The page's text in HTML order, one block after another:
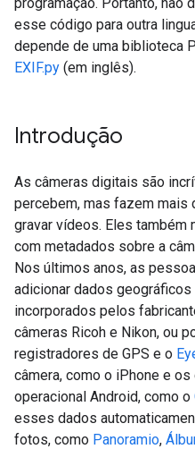
esse código para outra
depende de uma biblioteca
EXIF.py (em inglês).
Introdução
As câmeras digitais são
percebem, mas fazem mais
gravar vídeos. Eles
com metadados sobre a
Nos últimos anos, as
adicionar dados
incorporados pelos
câmeras Ricoh e Nikon, ou
registradores de GPS e o
câmera, como o iPhone e
operacional Android, como o
esses dados
fotos, como Panoramio,